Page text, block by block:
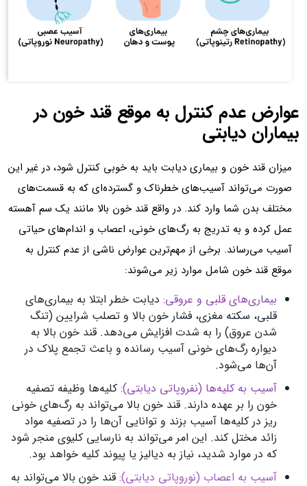
عوارض عدم کنترل به موقع قند خون در
بیماران دیابتی
میزان قند خون و بیماری دیابت باید به خوبی کنترل شود، در غیر این
صورت می‌تواند آسیب‌های خطرناک و گسترده‌ای که به قسمت‌های
مختلف بدن شما وارد کند. در واقع قند خون بالا مانند یک سم آهسته
عمل کرده و به تدریج به رگ‌های خونی، اعصاب و اندام‌های حیاتی
آسیب می‌رساند. برخی از مهم‌ترین عوارض ناشی از عدم کنترل به
موقع قند خون شامل موارد زیر می‌شوند:
بیماری‌های قلبی و عروقی: دیابت خطر ابتلا به بیماری‌های
قلبی، سکته مغزی، فشار خون بالا و تصلب شرایین (تنگ
شدن عروق) را به شدت افزایش می‌دهد. قند خون بالا به
دیواره رگ‌های خونی آسیب رسانده و باعث تجمع پلاک در
آن‌ها می‌شود.
آسیب به کلیه‌ها (نفروپاتی دیابتی): کلیه‌ها وظیفه تصفیه
خون را بر عهده دارند. قند خون بالا می‌تواند به رگ‌های خونی
ریز در کلیه‌ها آسیب بزند و توانایی آن‌ها را در تصفیه مواد
زائد مختل کند. این امر می‌تواند به نارسایی کلیوی منجر شود
که در موارد شدید، نیاز به دیالیز یا پیوند کلیه خواهد بود.
آسیب به اعصاب (نوروپاتی دیابتی): قند خون بالا می‌تواند به